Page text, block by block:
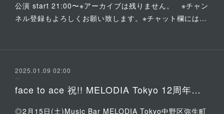
公演 start 21:00〜※アーカイブは残りません。 ※チャン
ネル登録もよろしくお願い致します。※チャット欄には…
2025.01.09 02:00
face to ace 祝!! MELODIA Tokyo 12周年記念 Special Live
◎2月15日(土)Music Bar MELODIA Tokyo中野区弥生町